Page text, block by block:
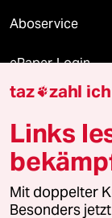
Aboservice
ePaper Login
Downloads für
© 2026 taz
Alle Rechte
wenden Sie sich bitte
taz zahl ich
Links
Mit doppelter
Besonders